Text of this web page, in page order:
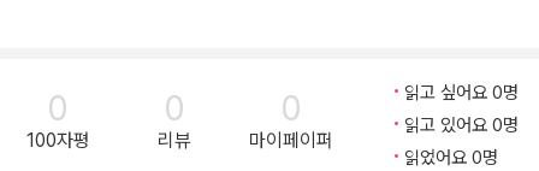
그해 4월 2일 고등법원은 그에 대한 유죄판결을 기각했다. 프랑스 육
군 역시 고등법원의 판결에 항소했다. 에밀 졸라는 새로운 재판이 열
리기 전에 변호사와 친구들의 충고에 따라 영국으로 도망을 쳐야 했
0
100자평
0
리뷰
0
마이페이퍼
읽고 싶어요 0명
읽고 있어요 0명
읽었어요 0명